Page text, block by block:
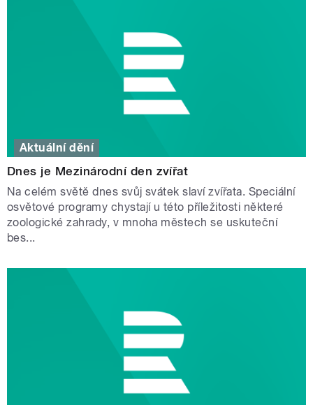
Aktuální dění
Dnes je Mezinárodní den zvířat
Na celém světě dnes svůj svátek slaví zvířata. Speciální
osvětové programy chystají u této příležitosti některé
zoologické zahrady, v mnoha městech se uskuteční
bes...